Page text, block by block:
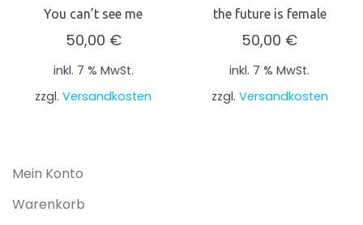
You can’t see me
50,00 €
inkl. 7 % MwSt.
zzgl.Versandkosten
the future is female
50,00 €
inkl. 7 % MwSt.
zzgl. Versandkosten
Mein Konto
Warenkorb